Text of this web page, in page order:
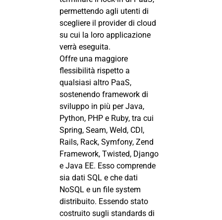
permettendo agli utenti di
scegliere il provider di cloud
su cui la loro applicazione
verrà eseguita.
Offre una maggiore
flessibilità rispetto a
qualsiasi altro PaaS,
sostenendo framework di
sviluppo in più per Java,
Python, PHP e Ruby, tra cui
Spring, Seam, Weld, CDI,
Rails, Rack, Symfony, Zend
Framework, Twisted, Django
e Java EE. Esso comprende
sia dati SQL e che dati
NoSQL e un file system
distribuito. Essendo stato
costruito sugli standards di